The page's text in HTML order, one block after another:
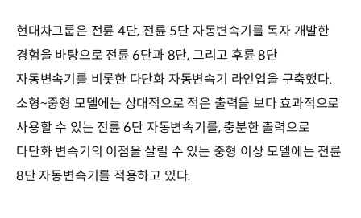
현대차그룹은 전륜 4단, 전륜 5단 자동변속기를 독자 개발한
경험을 바탕으로 전륜 6단과 8단, 그리고 후륜 8단
자동변속기를 비롯한 다단화 자동변속기 라인업을 구축했다.
소형~중형 모델에는 상대적으로 적은 출력을 보다 효과적으로
사용할 수 있는 전륜 6단 자동변속기를, 충분한 출력으로
다단화 변속기의 이점을 살릴 수 있는 중형 이상 모델에는 전륜
8단 자동변속기를 적용하고 있다.